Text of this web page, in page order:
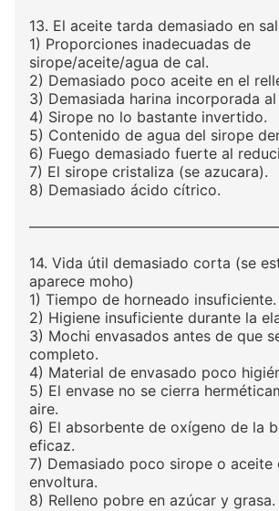
13. El aceite tarda demasiado en
1) Proporciones inadecuadas de
sirope/aceite/agua de cal.
2) Demasiado poco aceite en el
3) Demasiada harina incorporada
4) Sirope no lo bastante invertido.
5) Contenido de agua del sirope
6) Fuego demasiado fuerte al
7) El sirope cristaliza (se azucara).
8) Demasiado ácido cítrico.
14. Vida útil demasiado corta (se
aparece moho)
1) Tiempo de horneado insuficiente.
2) Higiene insuficiente durante la
3) Mochi envasados antes de que
completo.
4) Material de envasado poco
5) El envase no se cierra
aire.
6) El absorbente de oxígeno de la
eficaz.
7) Demasiado poco sirope o aceite
envoltura.
8) Relleno pobre en azúcar y grasa.